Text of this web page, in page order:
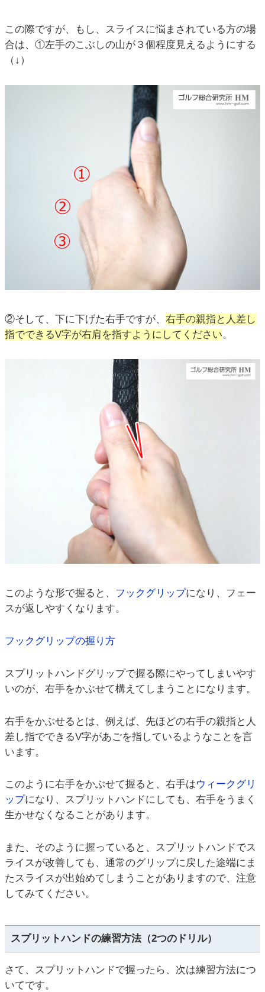
この際ですが、もし、スライスに悩まされている方の場
合は、①左手のこぶしの山が３個程度見えるようにする
（↓）
②そして、下に下げた右手ですが、 右手の親指と人差し
指でできるV字が右肩を指すようにしてください。
このような形で握ると、 フックグリップになり、フェー
スが返しやすくなります。
フックグリップの握り方
スプリットハンドグリップで握る際にやってしまいやす
いのが、右手をかぶせて構えてしまうことになります。
右手をかぶせるとは、例えば、先ほどの右手の親指と人
差し指でできるV字があごを指しているようなことを言
います。
このように右手をかぶせて握ると、右手はウィークグリ
ップになり、スプリットハンドにしても、右手をうまく
生かせなくなることがあります。
また、そのように握っていると、スプリットハンドでス
ライスが改善しても、通常のグリップに戻した途端にま
たスライスが出始めてしまうことがありますので、注意
してみてください。
スプリットハンドの練習方法（2つのドリル）
さて、スプリットハンドで握ったら、次は練習方法につ
いてです。